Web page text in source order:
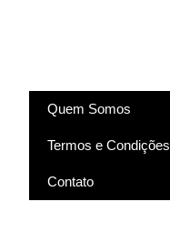
Quem Somos
Termos e Condições
Contato